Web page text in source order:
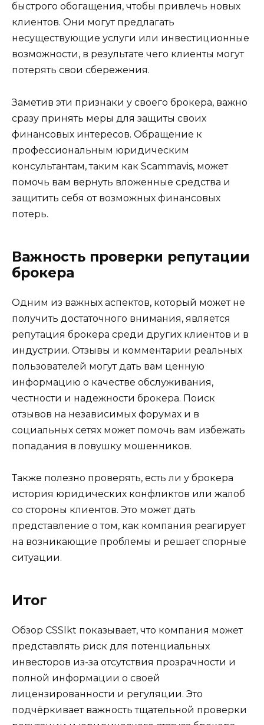
быстрого обогащения, чтобы привлечь новых
клиентов. Они могут предлагать
несуществующие услуги или инвестиционные
возможности, в результате чего клиенты могут
потерять свои сбережения.
Заметив эти признаки у своего брокера, важно
сразу принять меры для защиты своих
финансовых интересов. Обращение к
профессиональным юридическим
консультантам, таким как Scammavis, может
помочь вам вернуть вложенные средства и
защитить себя от возможных финансовых
потерь.
Важность проверки репутации
брокера
Одним из важных аспектов, который может не
получить достаточного внимания, является
репутация брокера среди других клиентов и в
индустрии. Отзывы и комментарии реальных
пользователей могут дать вам ценную
информацию о качестве обслуживания,
честности и надежности брокера. Поиск
отзывов на независимых форумах и в
социальных сетях может помочь вам избежать
попадания в ловушку мошенников.
Также полезно проверять, есть ли у брокера
история юридических конфликтов или жалоб
со стороны клиентов. Это может дать
представление о том, как компания реагирует
на возникающие проблемы и решает спорные
ситуации.
Итог
Обзор CSSlkt показывает, что компания может
представлять риск для потенциальных
инвесторов из-за отсутствия прозрачности и
полной информации о своей
лицензированности и регуляции. Это
подчёркивает важность тщательной проверки